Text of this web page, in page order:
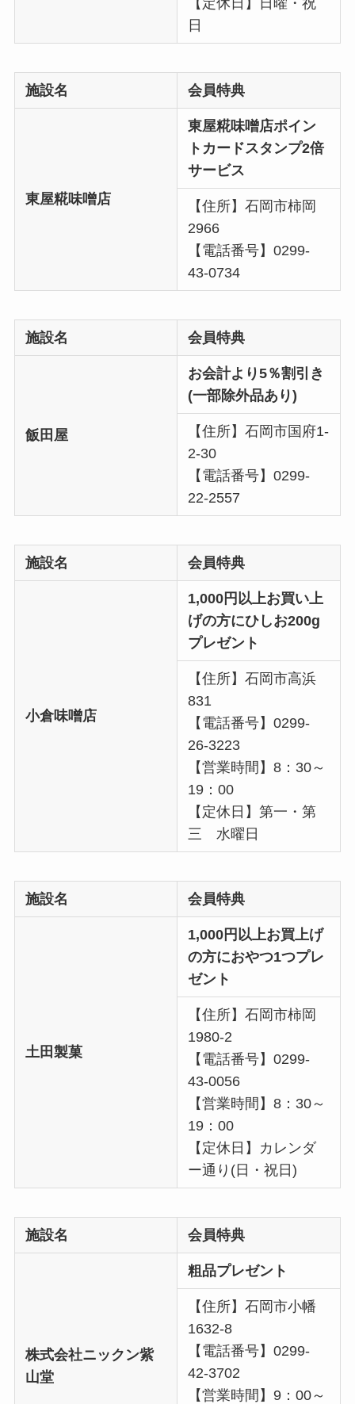
【定休日】日曜・祝
日
施設名 会員特典
東屋糀味噌店
東屋糀味噌店ポイン
トカードスタンプ2倍
サービス
【住所】石岡市柿岡
2966
【電話番号】0299-
43-0734
施設名 会員特典
飯田屋
お会計より5％割引き
(一部除外品あり)
【住所】石岡市国府1-
2-30
【電話番号】0299-
22-2557
施設名 会員特典
小倉味噌店
1,000円以上お買い上
げの方にひしお200g
プレゼント
【住所】石岡市高浜
831
【電話番号】0299-
26-3223
【営業時間】8：30～
19：00
【定休日】第一・第
三 水曜日
施設名 会員特典
土田製菓
1,000円以上お買上げ
の方におやつ1つプレ
ゼント
【住所】石岡市柿岡
1980-2
【電話番号】0299-
43-0056
【営業時間】8：30～
19：00
【定休日】カレンダ
ー通り(日・祝日)
施設名 会員特典
株式会社ニックン紫
山堂
粗品プレゼント
【住所】石岡市小幡
1632-8
【電話番号】0299-
42-3702
【営業時間】9：00～